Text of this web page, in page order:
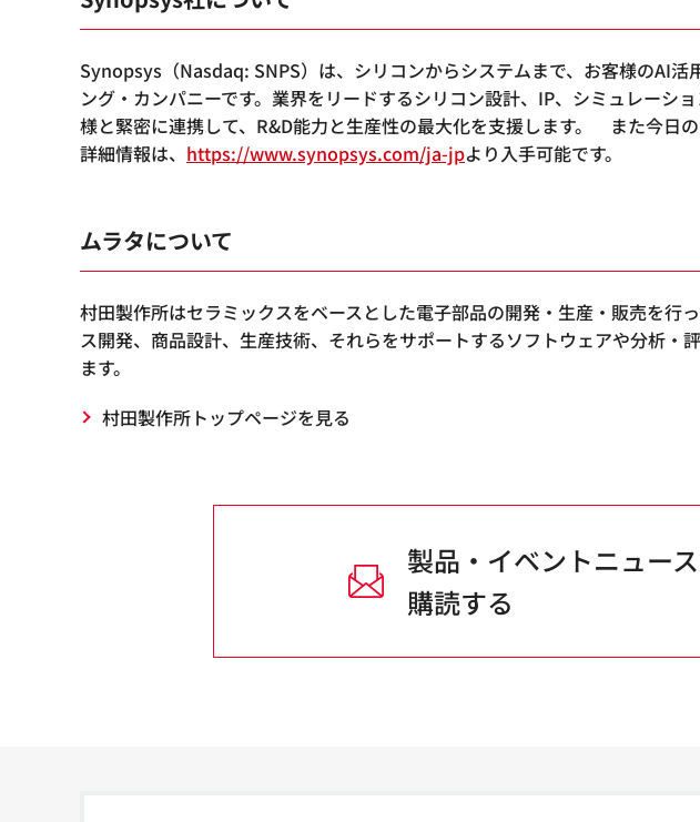
Synopsys（Nasdaq: SNPS）は、シリコンからシステムまで、お客様のAI
ング・カンパニーです。業界をリードするシリコン設計、IP、シミュレー
様と緊密に連携して、R&D能力と生産性の最大化を支援します。 また今日
詳細情報は、 https://www.synopsys.com/ja-jpより入手可能です。
ムラタについて
村田製作所はセラミックスをベースとした電子部品の開発・生産・販売を行
ス開発、商品設計、生産技術、それらをサポートするソフトウェアや分析
ます。
村田製作所トップページを見る
製品・イベントニュー
購読する